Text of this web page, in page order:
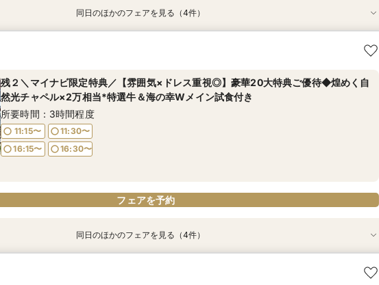
【お料理重視の方へ】老舗料亭の和食文化とフレンチの融合＊シェフ特選牛フィレ試
所要時間：3時間程度
9:30〜 16:30〜
13:30〜
13:30〜
＼夏BIG*／最大140万円特典プレゼント◆憧れの結婚式ALL体験×2万相当*特選牛＆
所要時間：3時間程度
9:15〜
9:30〜
16:15〜
16:30〜
同日のほかのフェアを見る（4件）
残２＼マイナビ限定特典／【雰囲気×ドレス重視◎】豪華20大特典ご優待◆煌めく自
然光チャペル×2万相当*特選牛＆海の幸Wメイン試食付き
所要時間：3時間程度
11:15〜
11:30〜
16:15〜
16:30〜
フェアを予約
＼マイナビ限定特典／【和婚×158年の歴史】豪華20大特典プレゼント◆特選牛＆海
【お料理重視の方へ】老舗料亭の和食文化とフレンチの融合＊シェフ特選牛フィレ試
同日のほかのフェアを見る（4件）